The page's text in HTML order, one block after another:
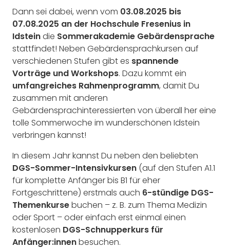
Dann sei dabei, wenn vom 03.08.2025 bis
07.08.2025 an der Hochschule Fresenius in
Idsteindie Sommerakademie Gebärdensprache
stattfindet! Neben Gebärdensprachkursen auf
verschiedenen Stufen gibt es spannende
Vorträge und Workshops. Dazu kommt ein
umfangreiches Rahmenprogramm, damit Du
zusammen mit anderen
Gebärdensprachinteressierten von überall her eine
tolle Sommerwoche im wunderschönen Idstein
verbringen kannst!
In diesem Jahr kannst Du neben den beliebten
DGS-Sommer-Intensivkursen (auf den Stufen A1.1
für komplette Anfänger bis B1 für eher
Fortgeschrittene) erstmals auch 6-stündige DGS-
Themenkursebuchen – z. B. zum Thema Medizin
oder Sport – oder einfach erst einmal einen
kostenlosen DGS-Schnupperkurs für
Anfänger:innenbesuchen.